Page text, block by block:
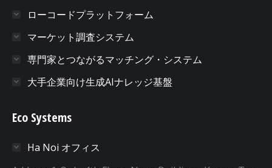
ローコードプラットフォーム
マーケット調査システム
専門家とつながるマッチング・システム
大手企業向け生成AIナレッジ基盤
Eco Systems
Ha Noi オフィス